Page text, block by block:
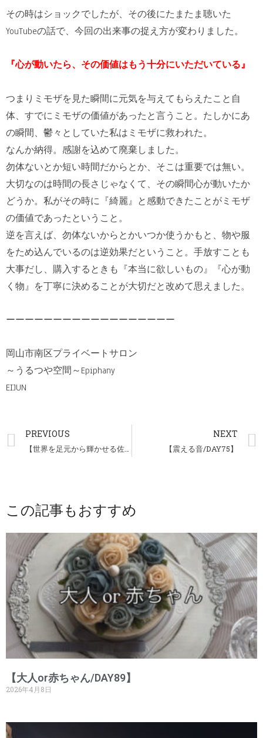
その時はショックでしたが、その後にたまたま聴いた
YouTubeの話で、今回の出来事の捉え方が変わりました。
『心が動いたら、その価値はもう十分にいただいている』
つまりミモザを見た瞬間に元気を与えてもらえたこと自
体、すでにミモザの価値があったと言うこと。たしかにあ
の瞬間、鬱々としていた私はミモザに救われた。
なんか納得。感謝を込めて廃棄しました。
勿体ないとか短い時間だからとか、そこは重要では無い。
大切なのは時間の長さじゃなくて、その瞬間心が動いたか
どうか。私がその時に『綺麗』と感動できたことがミモザ
の価値であったということ。
逆を言えば、勿体ないからとかいつか使うかもと、物や服
をため込んでいるのは逆効果だということ。手放すことも
大事だし、購入するときも『本当に欲しいもの』『心が動
く物』を丁寧に決めることが大切だと改めて思えました。
ーーーーーーーーーーーーーーーーーー
岡山市南区プライベートサロン
～うるつや空間～Epiphany
EIJUN
PREVIOUS
【世界を足元から輝かせる佐原総将さん/DAY73】
NEXT
【震える音/DAY75】
この記事もおすすめ
【大人or赤ちゃん/DAY89】
2026年4月8日